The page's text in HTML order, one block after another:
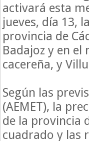
activará esta
jueves, día 13,
provincia de
Badajoz y en el
cacereña, y
Según las
(AEMET), la
de la provincia
cuadrado y las